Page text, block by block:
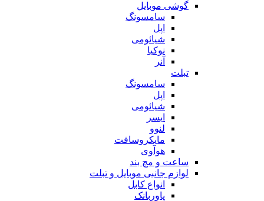
گوشی موبایل
سامسونگ
اپل
شیائومی
نوکیا
آنر
تبلت
سامسونگ
اپل
شیائومی
ایسر
لنوو
مایکروسافت
هوآوی
ساعت و مچ بند
لوازم جانبی موبایل و تبلت
انواع کابل
پاوربانک